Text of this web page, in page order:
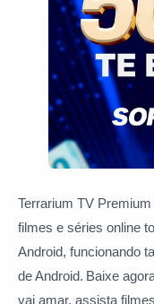
Terrarium TV
filmes e séries online
Android, funcionando
de Android. Baixe
vai amar, assista